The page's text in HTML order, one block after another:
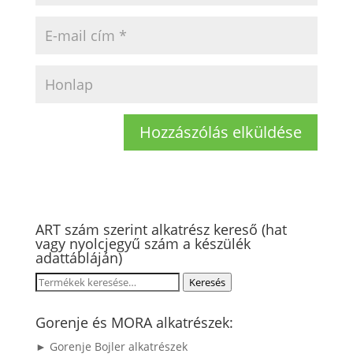
ART szám szerint alkatrész kereső (hat
vagy nyolcjegyű szám a készülék
adattábláján)
Keresés
következőre:
Keresés
Gorenje és MORA alkatrészek:
► Gorenje Bojler alkatrészek